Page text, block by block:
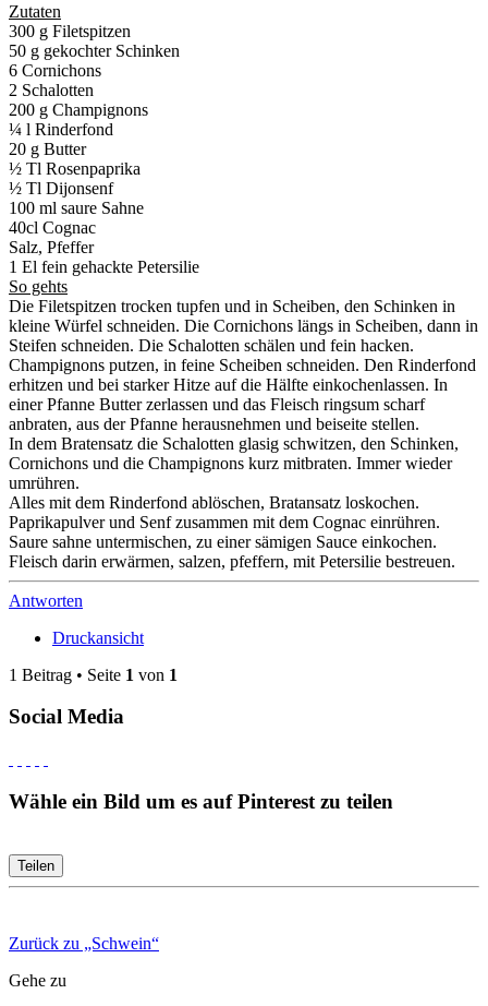
Zutaten
300 g Filetspitzen
50 g gekochter Schinken
6 Cornichons
2 Schalotten
200 g Champignons
¼ l Rinderfond
20 g Butter
½ Tl Rosenpaprika
½ Tl Dijonsenf
100 ml saure Sahne
40cl Cognac
Salz, Pfeffer
1 El fein gehackte Petersilie
So gehts
Die Filetspitzen trocken tupfen und in Scheiben, den Schinken in
kleine Würfel schneiden. Die Cornichons längs in Scheiben, dann in
Steifen schneiden. Die Schalotten schälen und fein hacken.
Champignons putzen, in feine Scheiben schneiden. Den Rinderfond
erhitzen und bei starker Hitze auf die Hälfte einkochenlassen. In
einer Pfanne Butter zerlassen und das Fleisch ringsum scharf
anbraten, aus der Pfanne herausnehmen und beiseite stellen.
In dem Bratensatz die Schalotten glasig schwitzen, den Schinken,
Cornichons und die Champignons kurz mitbraten. Immer wieder
umrühren.
Alles mit dem Rinderfond ablöschen, Bratansatz loskochen.
Paprikapulver und Senf zusammen mit dem Cognac einrühren.
Saure sahne untermischen, zu einer sämigen Sauce einkochen.
Fleisch darin erwärmen, salzen, pfeffern, mit Petersilie bestreuen.
Antworten
Druckansicht
1 Beitrag • Seite 1 von 1
Social Media
Wähle ein Bild um es auf Pinterest zu teilen
Teilen
Zurück zu „Schwein“
Gehe zu